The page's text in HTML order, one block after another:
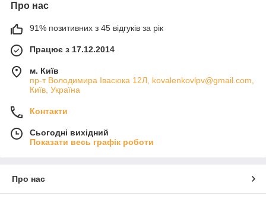
Про нас
91% позитивних з 45 відгуків за рік
Працює з 17.12.2014
м. Київ
пр-т Володимира Івасюка 12Л, kovalenkovlpv@gmail.com,
Київ, Україна
Контакти
Сьогодні вихідний
Показати весь графік роботи
Про нас